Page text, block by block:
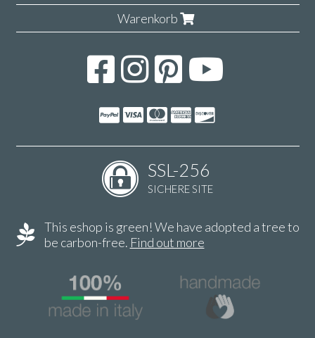
Warenkorb
SSL-256
SICHERE SITE
This eshop is green! We have adopted a tree to
be carbon-free. Find out more